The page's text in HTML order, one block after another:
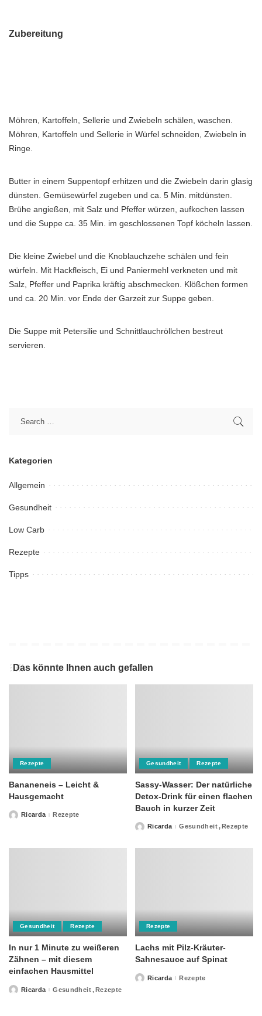
Zubereitung
Möhren, Kartoffeln, Sellerie und Zwiebeln schälen, waschen.
Möhren, Kartoffeln und Sellerie in Würfel schneiden, Zwiebeln in
Ringe.
Butter in einem Suppentopf erhitzen und die Zwiebeln darin glasig
dünsten. Gemüsewürfel zugeben und ca. 5 Min. mitdünsten.
Brühe angießen, mit Salz und Pfeffer würzen, aufkochen lassen
und die Suppe ca. 35 Min. im geschlossenen Topf köcheln lassen.
Die kleine Zwiebel und die Knoblauchzehe schälen und fein
würfeln. Mit Hackfleisch, Ei und Paniermehl verkneten und mit
Salz, Pfeffer und Paprika kräftig abschmecken. Klößchen formen
und ca. 20 Min. vor Ende der Garzeit zur Suppe geben.
Die Suppe mit Petersilie und Schnittlauchröllchen bestreut
servieren.
Kategorien
Allgemein
Gesundheit
Low Carb
Rezepte
Tipps
Das könnte Ihnen auch gefallen
Rezepte
Bananeneis – Leicht &
Hausgemacht
PostedRicarda Rezepte
Gesundheit Rezepte
Sassy-Wasser: Der natürliche
Detox-Drink für einen flachen
Bauch in kurzer Zeit
PostedRicarda Gesundheit Rezepte
Gesundheit Rezepte
In nur 1 Minute zu weißeren
Zähnen – mit diesem
einfachen Hausmittel
PostedRicarda Gesundheit Rezepte
Rezepte
Lachs mit Pilz-Kräuter-
Sahnesauce auf Spinat
PostedRicarda Rezepte